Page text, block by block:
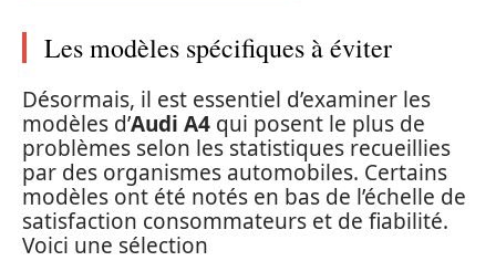
Les modèles spécifiques à éviter
Désormais, il est essentiel d’examiner les
modèles d’Audi A4 qui posent le plus de
problèmes selon les statistiques recueillies
par des organismes automobiles. Certains
modèles ont été notés en bas de l’échelle de
satisfaction consommateurs et de fiabilité.
Voici une sélection